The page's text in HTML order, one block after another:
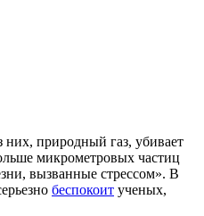
них, природный газ, убивает
микрометровых частиц
вызванные стрессом». В
беспокоит ученых,